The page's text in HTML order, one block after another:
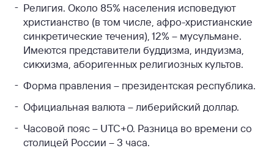
Религия. Около 85% населения исповедуют
христианство (в том числе, афро-христианские
синкретические течения), 12% – мусульмане.
Имеются представители буддизма, индуизма,
сикхизма, аборигенных религиозных культов.
Форма правления – президентская республика.
Официальная валюта – либерийский доллар.
Часовой пояс – UTC+0. Разница во времени со
столицей России – 3 часа.